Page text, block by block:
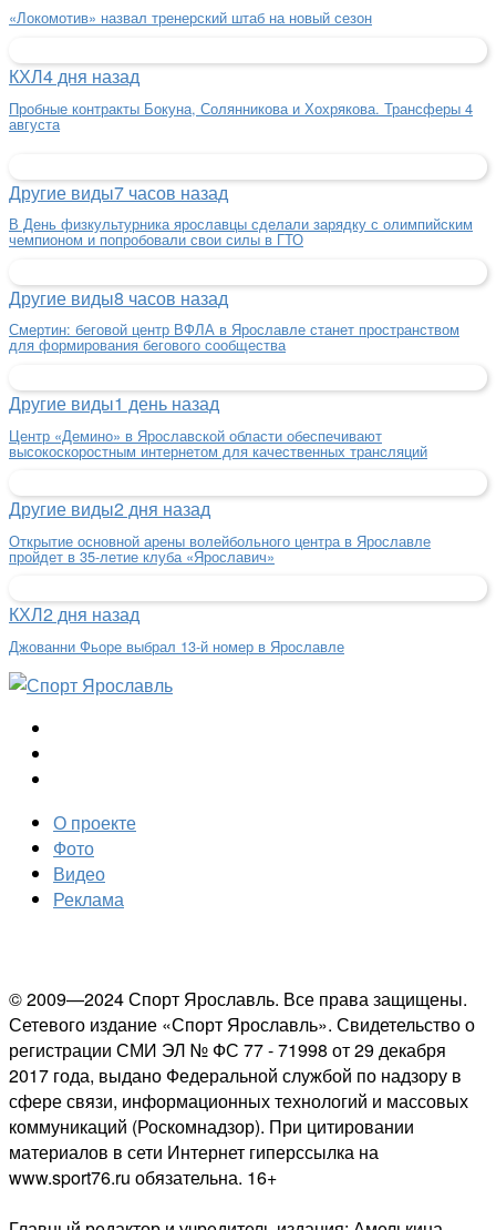
«Локомотив» назвал тренерский штаб на новый сезон
КХЛ4 дня назад
Пробные контракты Бокуна, Солянникова и Хохрякова. Трансферы 4
августа
Другие виды7 часов назад
В День физкультурника ярославцы сделали зарядку с олимпийским
чемпионом и попробовали свои силы в ГТО
Другие виды8 часов назад
Смертин: беговой центр ВФЛА в Ярославле станет пространством
для формирования бегового сообщества
Другие виды1 день назад
Центр «Демино» в Ярославской области обеспечивают
высокоскоростным интернетом для качественных трансляций
Другие виды2 дня назад
Открытие основной арены волейбольного центра в Ярославле
пройдет в 35-летие клуба «Ярославич»
КХЛ2 дня назад
Джованни Фьоре выбрал 13-й номер в Ярославле
О проекте
Фото
Видео
Реклама
© 2009—2024 Спорт Ярославль. Все права защищены.
Сетевого издание «Спорт Ярославль». Свидетельство о
регистрации СМИ ЭЛ № ФС 77 - 71998 от 29 декабря
2017 года, выдано Федеральной службой по надзору в
сфере связи, информационных технологий и массовых
коммуникаций (Роскомнадзор). При цитировании
материалов в сети Интернет гиперссылка на
www.sport76.ru обязательна. 16+